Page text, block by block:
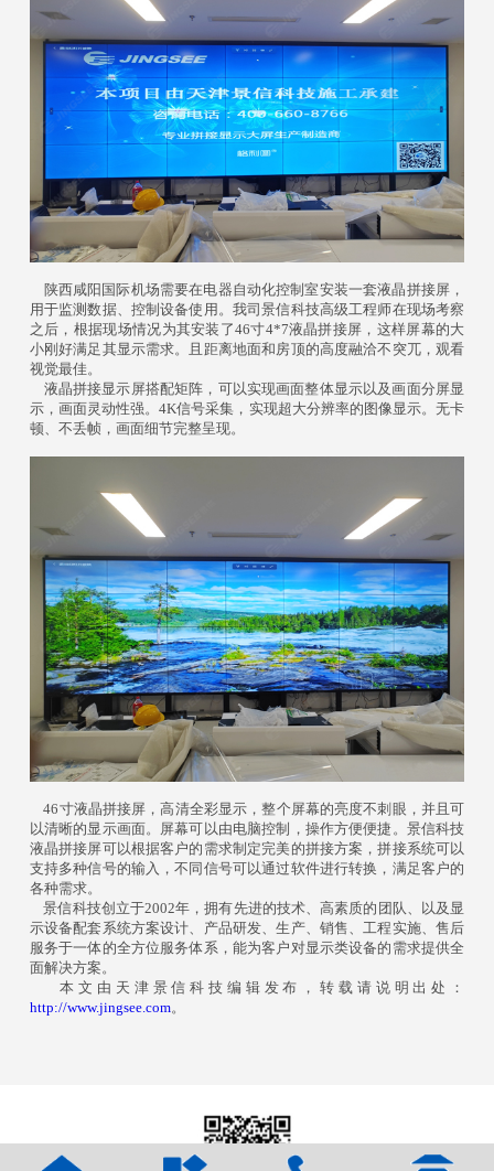
陕西咸阳国际机场需要在电器自动化控制室安装一套液晶拼接屏，
用于监测数据、控制设备使用。我司景信科技高级工程师在现场考察
之后，根据现场情况为其安装了46寸4*7液晶拼接屏，这样屏幕的大
小刚好满足其显示需求。且距离地面和房顶的高度融洽不突兀，观看
视觉最佳。
液晶拼接显示屏搭配矩阵，可以实现画面整体显示以及画面分屏显
示，画面灵动性强。4K信号采集，实现超大分辨率的图像显示。无卡
顿、不丢帧，画面细节完整呈现。
46寸液晶拼接屏，高清全彩显示，整个屏幕的亮度不刺眼，并且可
以清晰的显示画面。屏幕可以由电脑控制，操作方便便捷。景信科技
液晶拼接屏可以根据客户的需求制定完美的拼接方案，拼接系统可以
支持多种信号的输入，不同信号可以通过软件进行转换，满足客户的
各种需求。
景信科技创立于2002年，拥有先进的技术、高素质的团队、以及显
示设备配套系统方案设计、产品研发、生产、销售、工程实施、售后
服务于一体的全方位服务体系，能为客户对显示类设备的需求提供全
面解决方案。
本文由天津景信科技编辑发布，转载请说明出处：
http://www.jingsee.com。